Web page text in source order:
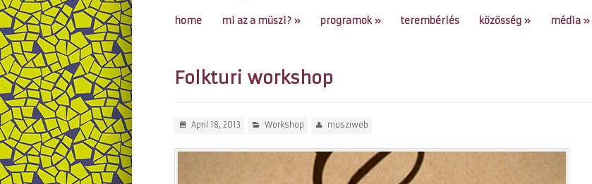
home mi az a müszi? » programok» terembérlés közösség » média »
Folkturi workshop
April 18, 2013 Workshop musziweb